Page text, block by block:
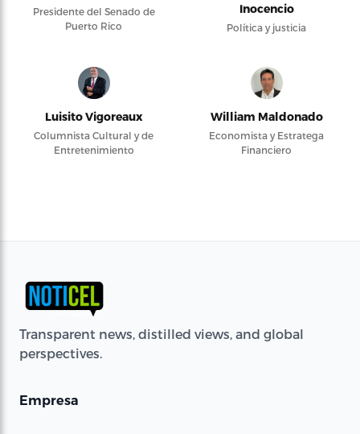
Presidente del Senado de
Puerto Rico
Inocencio
Política y justicia
Luisito Vigoreaux
Columnista Cultural y de
Entretenimiento
William Maldonado
Economista y Estratega
Financiero
Transparent news, distilled views, and global
perspectives.
Empresa